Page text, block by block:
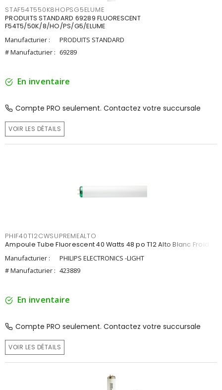
STAF54T550K8HOPSG5ELUME
PRODUITS STANDARD 69289 FLUORESCENT
F54T5/50K/8/HO/PS/G5/ELUME
Manufacturier :
PRODUITS STANDARD
# Manufacturier : 69289
En inventaire
Compte PRO seulement. Contactez votre succursale
VOIR LES DÉTAILS
PHIF40T12CWSUPREMEALTO
Ampoule Tube Fluorescent 40 Watts 48 po T12 Alto Blanc Froid
Manufacturier :
PHILIPS ELECTRONICS -LIGHT
# Manufacturier : 423889
En inventaire
Compte PRO seulement. Contactez votre succursale
VOIR LES DÉTAILS